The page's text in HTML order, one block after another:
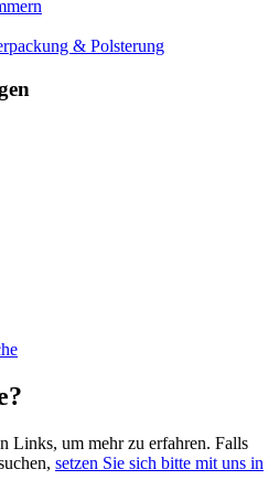
& Polsterung
Links, um mehr zu erfahren. Falls
setzen Sie sich bitte mit uns in